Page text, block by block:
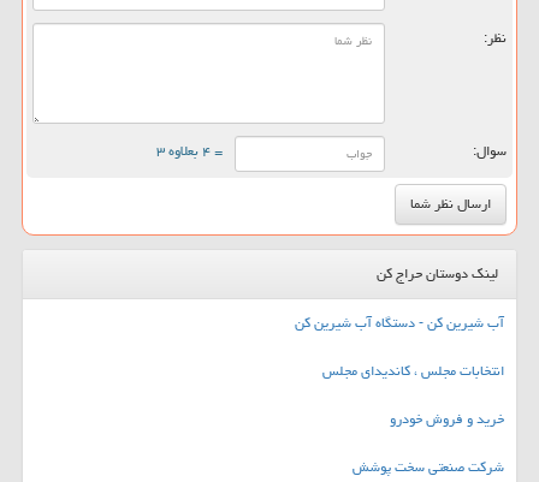
نظر:
سوال: = ۴ بعلاوه ۳
لینک دوستان حراج کن
آب شیرین کن - دستگاه آب شیرین کن
انتخابات مجلس ، کاندیدای مجلس
خرید و فروش خودرو
شرکت صنعتی سخت پوشش